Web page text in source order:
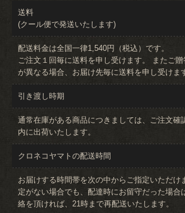
送料
(クール便で発送いたします)
配送料金は全国一律1,540円（税込）です。
ご注文１回毎に送料を申し受けます。 またご
が異なる場合、お届け先毎に送料を申し受けま
引き渡し時期
通常在庫がある商品につきましては、ご注文確
内に出荷いたします。
クロネコヤマトの配送時間
お届けする時間帯を次の中からご指定いただけ
定がない場合でも、配達時にお留守だった場合
絡を頂ければ、21時まで再配送いたします。